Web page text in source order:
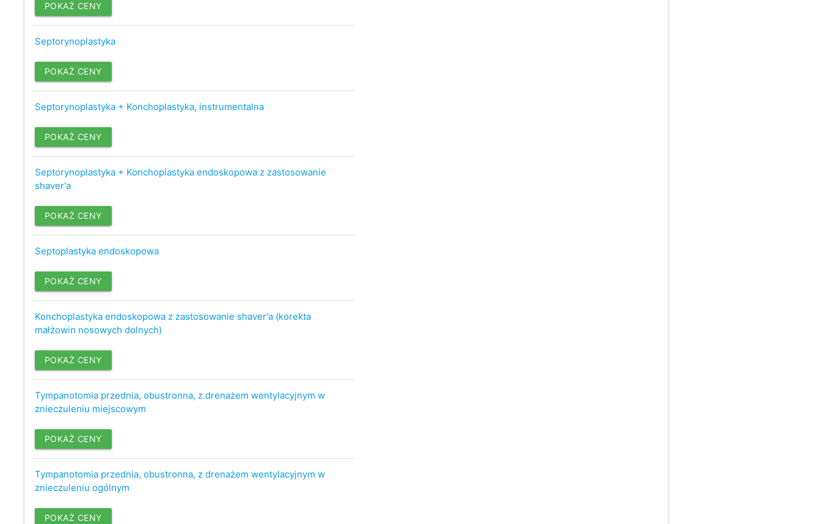
POKAŻ CENY
Septorynoplastyka
POKAŻ CENY
Septorynoplastyka + Konchoplastyka, instrumentalna
POKAŻ CENY
Septorynoplastyka + Konchoplastyka endoskopowa z zastosowanie
shaver'a
POKAŻ CENY
Septoplastyka endoskopowa
POKAŻ CENY
Konchoplastyka endoskopowa z zastosowanie shaver'a (korekta
małżowin nosowych dolnych)
POKAŻ CENY
Tympanotomia przednia, obustronna, z drenażem wentylacyjnym w
znieczuleniu miejscowym
POKAŻ CENY
Tympanotomia przednia, obustronna, z drenażem wentylacyjnym w
znieczuleniu ogólnym
POKAŻ CENY